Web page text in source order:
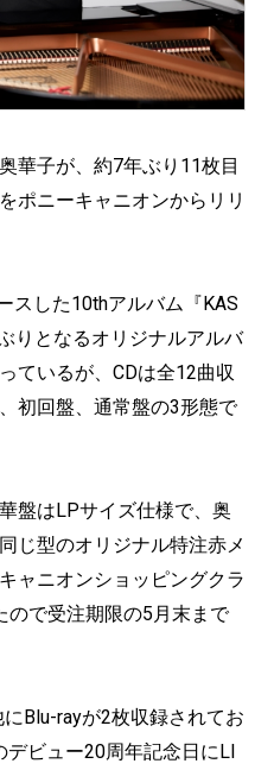
華子が、約7年ぶり11枚目
ポニーキャニオンからリリ
スした10thアルバム『KAS
りとなるオリジナルアルバ
ているが、CDは全12曲収
初回盤、通常盤の3形態で
盤はLPサイズ仕様で、奥
じ型のオリジナル特注赤メ
ャニオンショッピングクラ
ので受注期限の5月末まで
Blu-rayが2枚収録されてお
デビュー20周年記念日にLI